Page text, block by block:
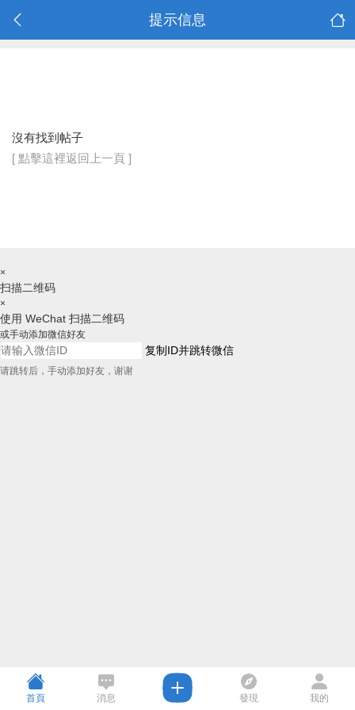
提示信息
沒有找到帖子
[ 點擊這裡返回上一頁 ]
×
扫描二维码
×
使用 WeChat 扫描二维码
或手动添加微信好友
复制ID并跳转微信
请跳转后，手动添加好友，谢谢
首頁 消息 發現 我的